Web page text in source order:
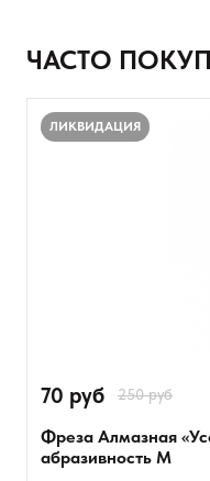
Ваше имя
Товар
Расскажите о
ЧАСТО
ЛИКВИДАЦИЯ
70 руб 250 руб
Фреза Алмазная
абразивность М